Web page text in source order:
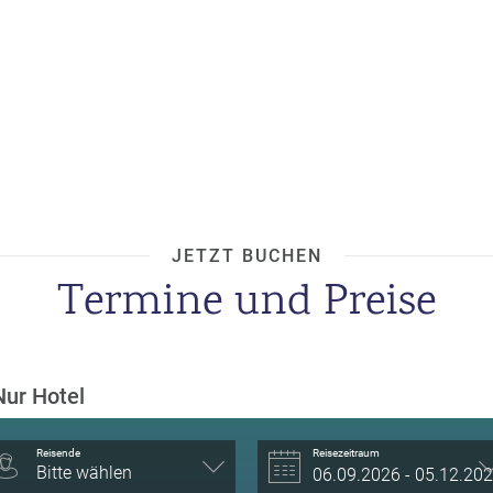
JETZT BUCHEN
Termine und Preise
Hotel
Reisende
Bitte wählen
Reisezeitraum